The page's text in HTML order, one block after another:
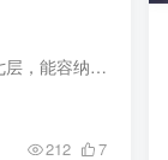
去年给家里添置了一个书架，宜家毕利的带加高装置款。设计高度近2.4米，一共七层，能容纳超300本书籍，一下子解决了我家里绝大部分书籍的存放问题。 配上一个单人沙发，就成了我家的阅读角用了...
212 7